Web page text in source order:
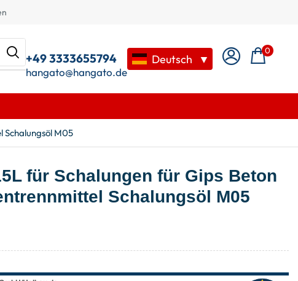
+49 3333655794
hangato@hangato.de
Deutsch ▼
0
Schalungsöl M05
für Schalungen für Gips Beton
Schalungsöl M05